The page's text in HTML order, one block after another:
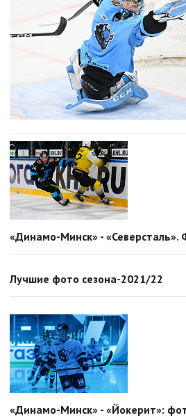
«Динамо-Минск» - «Северсталь».
Лучшие фото сезона-2021/22
«Динамо-Минск» - «Йокерит»: